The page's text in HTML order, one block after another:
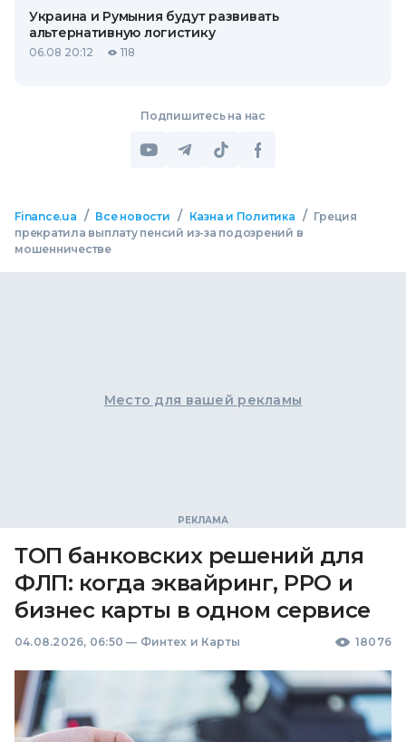
Украина и Румыния будут развивать
альтернативную логистику
06.08 20:12 118
Подпишитесь на нас
Finance.ua / Все новости / Казна и Политика / Греция
прекратила выплату пенсий из-за подозрений в
мошенничестве
Место для вашей рекламы
ТОП банковских решений для
ФЛП: когда эквайринг, РРО и
бизнес карты в одном сервисе
04.08.2026, 06:50 — Финтех и Карты 18076